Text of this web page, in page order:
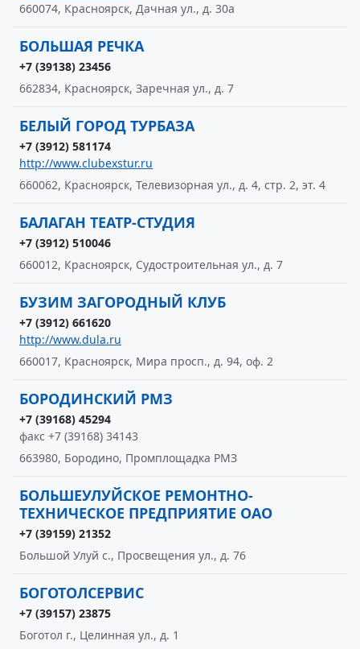
660074, Красноярск, Дачная ул., д. 30а
БОЛЬШАЯ РЕЧКА
+7 (39138) 23456
662834, Красноярск, Заречная ул., д. 7
БЕЛЫЙ ГОРОД ТУРБАЗА
+7 (3912) 581174
http://www.clubexstur.ru
660062, Красноярск, Телевизорная ул., д. 4, стр. 2, эт. 4
БАЛАГАН ТЕАТР-СТУДИЯ
+7 (3912) 510046
660012, Красноярск, Судостроительная ул., д. 7
БУЗИМ ЗАГОРОДНЫЙ КЛУБ
+7 (3912) 661620
http://www.dula.ru
660017, Красноярск, Мира просп., д. 94, оф. 2
БОРОДИНСКИЙ РМЗ
+7 (39168) 45294
факс +7 (39168) 34143
663980, Бородино, Промплощадка РМЗ
БОЛЬШЕУЛУЙСКОЕ РЕМОНТНО-
ТЕХНИЧЕСКОЕ ПРЕДПРИЯТИЕ ОАО
+7 (39159) 21352
Большой Улуй с., Просвещения ул., д. 76
БОГОТОЛСЕРВИС
+7 (39157) 23875
Боготол г., Целинная ул., д. 1